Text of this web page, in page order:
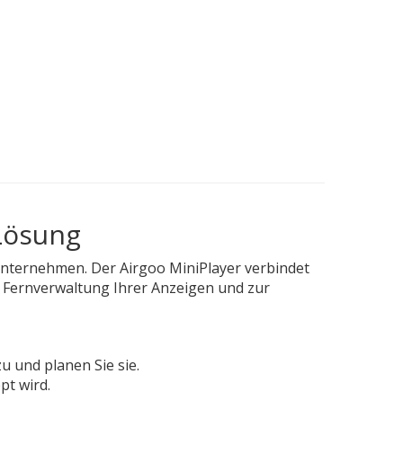
Der Airgoo MiniPlayer verbindet
Ihrer Anzeigen und zur
und planen Sie sie.
wird.